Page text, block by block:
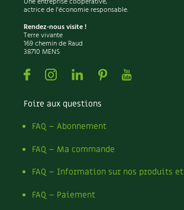
actrice de l'économie responsable.
Rendez-nous visite !
Terre vivante
169 chemin de Raud
38710 MENS
FacebookInstagramLinkedin
PinterestYoutube
Foire aux questions
FAQ – Abonnement
FAQ – Ma commande
FAQ – Information sur nos produits
FAQ – Paiement